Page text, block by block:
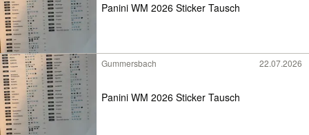
Panini WM 2026 Sticker Tausch
Gummersbach 22.07.2026
Panini WM 2026 Sticker Tausch